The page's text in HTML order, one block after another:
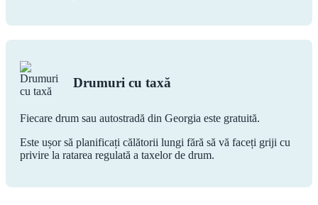
Drumuri cu taxă
Fiecare drum sau autostradă din Georgia este gratuită.
Este ușor să planificați călătorii lungi fără să vă faceți griji cu
privire la ratarea regulată a taxelor de drum.